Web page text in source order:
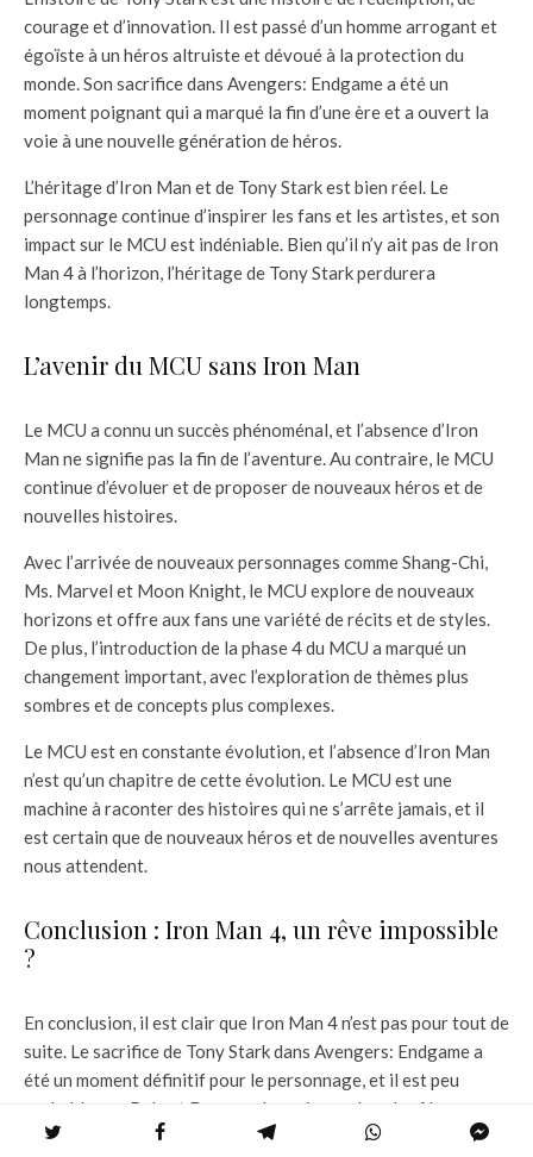
courage et d’innovation. Il est passé d’un homme arrogant et
égoïste à un héros altruiste et dévoué à la protection du
monde. Son sacrifice dans Avengers: Endgame a été un
moment poignant qui a marqué la fin d’une ère et a ouvert la
voie à une nouvelle génération de héros.
L’héritage d’Iron Man et de Tony Stark est bien réel. Le
personnage continue d’inspirer les fans et les artistes, et son
impact sur le MCU est indéniable. Bien qu’il n’y ait pas de Iron
Man 4 à l’horizon, l’héritage de Tony Stark perdurera
longtemps.
L’avenir du MCU sans Iron Man
Le MCU a connu un succès phénoménal, et l’absence d’Iron
Man ne signifie pas la fin de l’aventure. Au contraire, le MCU
continue d’évoluer et de proposer de nouveaux héros et de
nouvelles histoires.
Avec l’arrivée de nouveaux personnages comme Shang-Chi,
Ms. Marvel et Moon Knight, le MCU explore de nouveaux
horizons et offre aux fans une variété de récits et de styles.
De plus, l’introduction de la phase 4 du MCU a marqué un
changement important, avec l’exploration de thèmes plus
sombres et de concepts plus complexes.
Le MCU est en constante évolution, et l’absence d’Iron Man
n’est qu’un chapitre de cette évolution. Le MCU est une
machine à raconter des histoires qui ne s’arrête jamais, et il
est certain que de nouveaux héros et de nouvelles aventures
nous attendent.
Conclusion : Iron Man 4, un rêve impossible
?
En conclusion, il est clair que Iron Man 4 n’est pas pour tout de
suite. Le sacrifice de Tony Stark dans Avengers: Endgame a
été un moment définitif pour le personnage, et il est peu
probable que Robert Downey Jr. revienne dans le rôle.